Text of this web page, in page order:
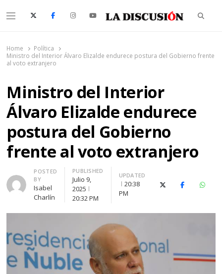
Menu
Home
Política
Ministro del Interior Álvaro Elizalde endurece postura del Gobierno frente
al voto extranjero
Ministro del Interior
Álvaro Elizalde endurece
postura del Gobierno
frente al voto extranjero
Author
POSTED
BY
Isabel
Charlín
PUBLISHED
Julio 9,
2025
20:32 PM
UPDATED
20:38
PM
X (Twitter)Facebook